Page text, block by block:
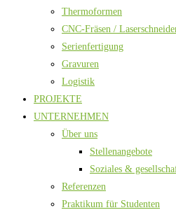
Thermoformen
CNC-Fräsen /
Serienfertigung
Gravuren
Logistik
PROJEKTE
UNTERNEHMEN
Über uns
Stellenangebote
Soziales &
Referenzen
Praktikum für Studenten